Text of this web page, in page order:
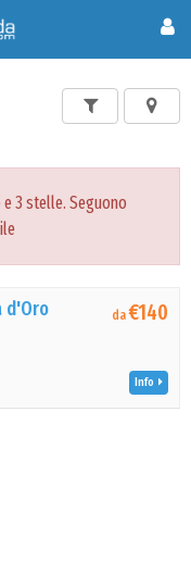
3 stelle. Seguono
d'Oro da€140
Info